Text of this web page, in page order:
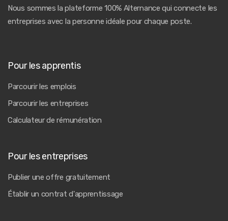
Nous sommes la plateforme 100% Alternance qui connecte les
entreprises avec la personne idéale pour chaque poste.
Pour les apprentis
Parcourir les emplois
Parcourir les entreprises
Calculateur de rémunération
Pour les entreprises
Publier une offre gratuitement
Établir un contrat d'apprentissage